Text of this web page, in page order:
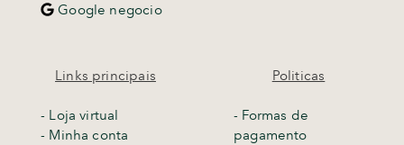
Google negocio
Links principais
- Loja virtual
- Minha conta
Politicas
- Formas de
pagamento